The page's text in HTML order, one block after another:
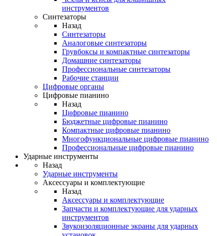
инструментов
Синтезаторы
Назад
Синтезаторы
Аналоговые синтезаторы
Грувбоксы и компактные синтезаторы
Домашние синтезаторы
Профессиональные синтезаторы
Рабочие станции
Цифровые органы
Цифровые пианино
Назад
Цифровые пианино
Бюджетные цифровые пианино
Компактные цифровые пианино
Многофункциональные цифровые пианино
Профессиональные цифровые пианино
Ударные инструменты
Назад
Ударные инструменты
Аксессуары и комплектующие
Назад
Аксессуары и комплектующие
Запчасти и комплектующие для ударных
инструментов
Звукоизоляционные экраны для ударных